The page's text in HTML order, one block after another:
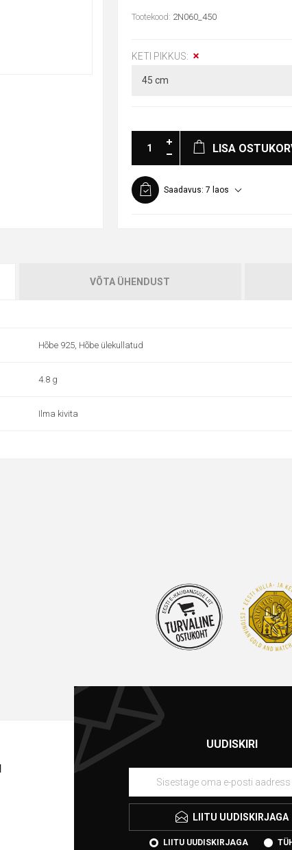
Tootekood: 2N060_450
KETI PIKKUS:
LISA
Saadavus: 7 laos
VÕTA ÜHENDUST
Hõbe 925, Hõbe ülekullatud
4.8 g
Ilma kivita
UUDISKIRI
LIITU UUDISKIRJAGA
LIITU UUDISKIRJAGA